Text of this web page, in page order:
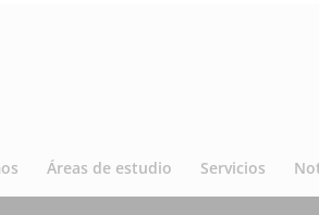
Áreas de estudio Servicios